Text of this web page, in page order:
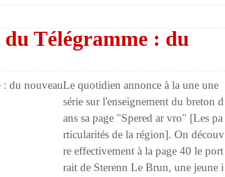
Télégramme : du
Le quotidien annonce à la une une
série sur l'enseignement du breton d
ans sa page "Spered ar vro" [Les pa
rticularités de la région]. On découv
re effectivement à la page 40 le port
rait de Sterenn Le Brun, une jeune i